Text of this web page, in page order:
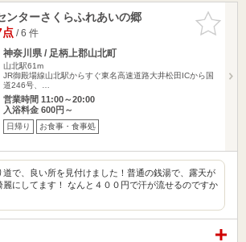
お気に入
りに追加
ンターさくらふれあいの郷
点/ 6 件
神奈川県 / 足柄上郡山北町
山北駅61m
JR御殿場線山北駅からすぐ東名高速道路大井松田ICから国
道246号、…
営業時間 11:00～20:00
入浴料金 600円～
日帰り お食事・食事処
道で、良い所を見付けました！普通の銭湯で、露天が
麗にしてます！ なんと４００円で汗が流せるのですか